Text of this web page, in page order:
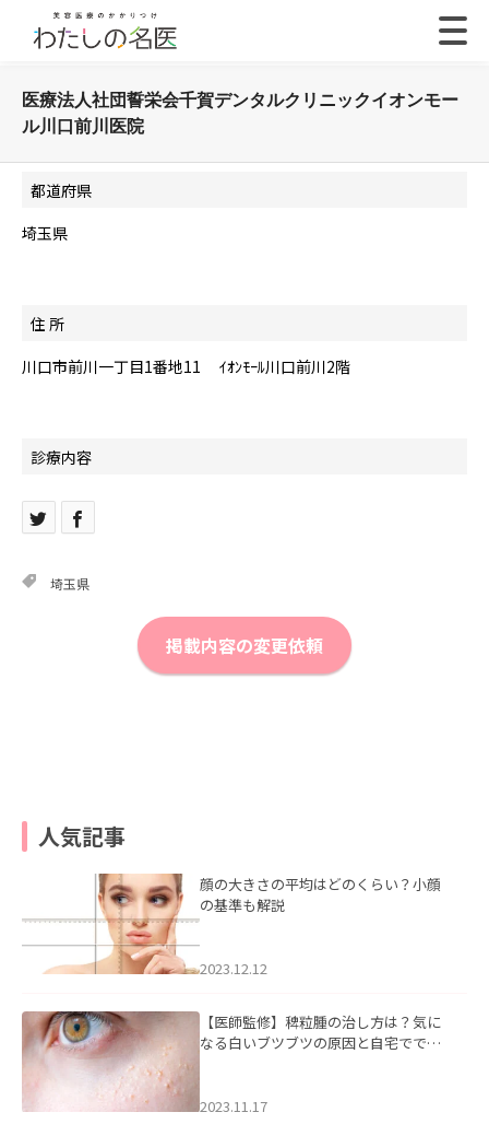
医療法人社団誓栄会千賀デンタルクリニックイオンモー
ル川口前川医院
都道府県
埼玉県
住 所
川口市前川一丁目1番地11 ｲｵﾝﾓｰﾙ川口前川2階
診療内容
埼玉県
掲載内容の変更依頼
人気記事
顔の大きさの平均はどのくらい？小顔
の基準も解説
2023.12.12
【医師監修】稗粒腫の治し方は？気に
なる白いブツブツの原因と自宅ででき
2023.11.17